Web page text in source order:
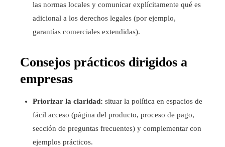
las normas locales y comunicar explícitamente qué es
adicional a los derechos legales (por ejemplo,
garantías comerciales extendidas).
Consejos prácticos dirigidos a
empresas
Priorizar la claridad: situar la política en espacios de
fácil acceso (página del producto, proceso de pago,
sección de preguntas frecuentes) y complementar con
ejemplos prácticos.